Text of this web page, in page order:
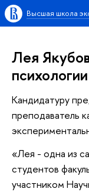
Высшая школа
Лея
психологии
Кандидатуру
преподаватель
«Лея - одна из
студентов
участником